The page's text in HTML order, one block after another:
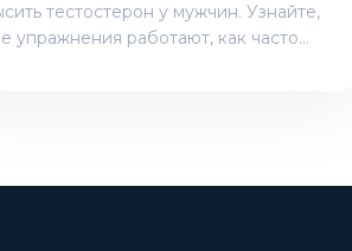
тестостерон у мужчин. Узнайте,
упражнения работают, как часто